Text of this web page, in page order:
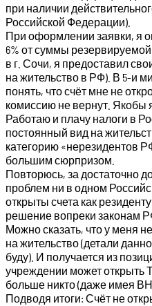
при наличии
Российской Федерации).
При оформлении заявки, я
6% от суммы
в г. Сочи, я предоставил
на жительство в РФ). В 5-и
понять, что счёт мне не
комиссию не вернут. Якобы
Работаю и плачу налоги в
постоянный вид на
категорию «нерезидентов
большим сюрпризом.
Повторюсь, за достаточно
проблем ни в одном
открыты счета как
решение вопреки законам
Можно сказать, что у меня
на жительство (детали
буду). И получается из
учреждении может
больше никто (даже имея
Подводя итоги: Счёт не